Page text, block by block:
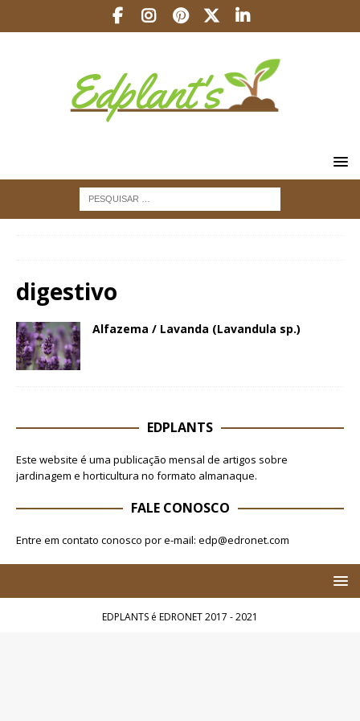
digestivo
Alfazema / Lavanda (Lavandula sp.)
EDPLANTS
Este website é uma publicação mensal de artigos sobre
jardinagem e horticultura no formato almanaque.
FALE CONOSCO
Entre em contato conosco por e-mail: edp@edronet.com
EDPLANTS é EDRONET 2017 - 2021